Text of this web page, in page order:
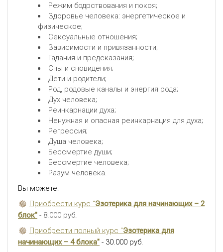
Режим бодрствования и покоя;
Здоровье человека: энергетическое и
физическое;
Сексуальные отношения;
Зависимости и привязанности;
Гадания и предсказания;
Сны и сновидения;
Дети и родители;
Род, родовые каналы и энергия рода;
Дух человека;
Реинкарнации духа;
Ненужная и опасная реинкарнация для духа;
Регрессия;
Душа человека;
Бессмертие души;
Бессмертие человека;
Разум человека.
Вы можете:
Приобрести курс "Эзотерика для начинающих – 2
блок" - 8.000 руб.
Приобрести полный курс "Эзотерика для
начинающих – 4 блока" - 30.000 руб.